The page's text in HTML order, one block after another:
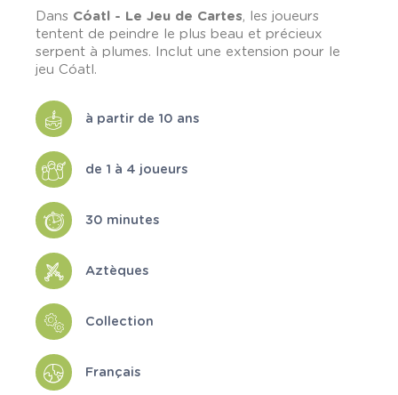
Dans Cóatl - Le Jeu de Cartes, les joueurs
tentent de peindre le plus beau et précieux
serpent à plumes. Inclut une extension pour le
jeu Cóatl.
à partir de 10 ans
de 1 à 4 joueurs
30 minutes
Aztèques
Collection
Français